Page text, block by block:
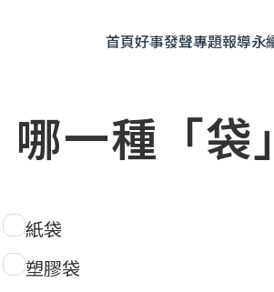
首頁好事發聲專題報導永
友善飲食 時尚美妝 永續生活
全部
哪一種「袋
紙袋
塑膠袋